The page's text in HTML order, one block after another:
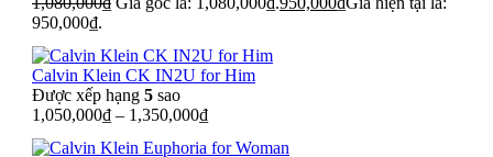
950,000₫.
Calvin Klein CK IN2U for Him
Được xếp hạng 5 sao
1,050,000₫ – 1,350,000₫